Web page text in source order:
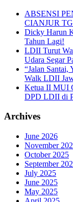
ABSENSI
CIANJUR
Dicky Harun
Tahun Lagi!
LDII Turut
Udara Segar
“Jalan Santai,
Walk LDII
Ketua II MUI
DPD LDII di
Archives
June 2026
November
October 2025
September
July 2025
June 2025
May 2025